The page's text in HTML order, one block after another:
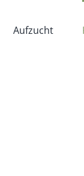
Aufzucht